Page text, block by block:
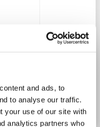
and ads, to
to analyse our traffic.
your use of our site with
analytics partners who
Détails